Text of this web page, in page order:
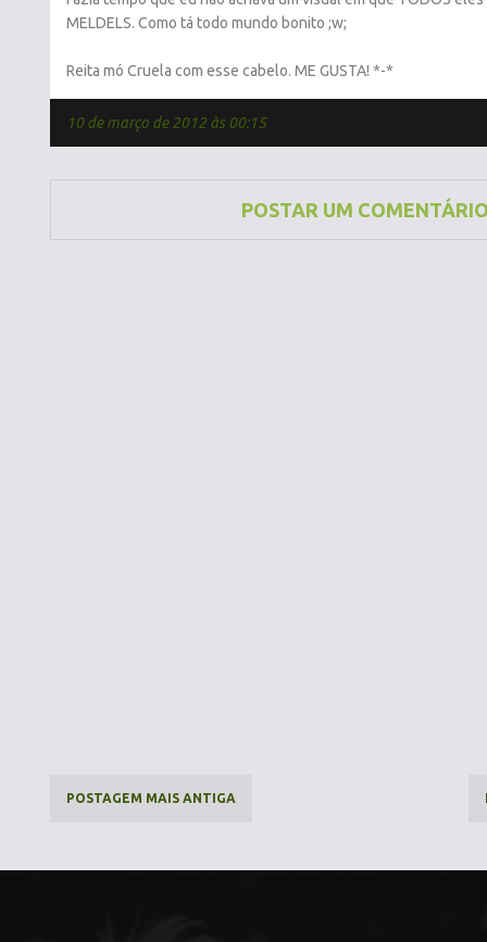
MELDELS. Como tá todo mundo bonito ;w;
Reita mó Cruela com esse cabelo. ME GUSTA! *-*
10 de março de 2012 às 00:15
POSTAR UM
POSTAGEM MAIS ANTIGA